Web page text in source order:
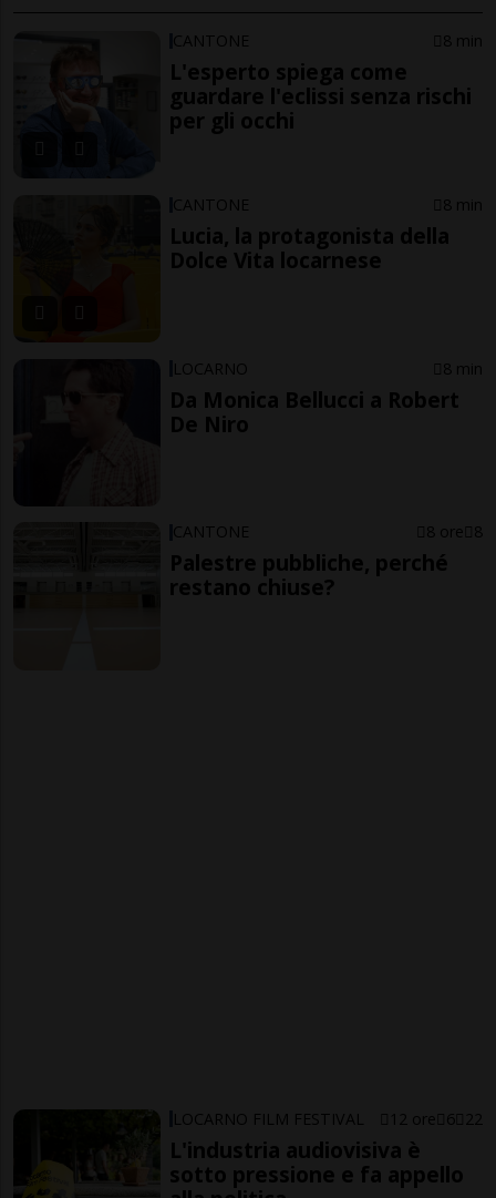
CANTONE 8 min
L'esperto spiega come
guardare l'eclissi senza rischi
per gli occhi
CANTONE 8 min
Lucia, la protagonista della
Dolce Vita locarnese
LOCARNO 8 min
Da Monica Bellucci a Robert
De Niro
CANTONE 8 ore 8
Palestre pubbliche, perché
restano chiuse?
LOCARNO FILM FESTIVAL 12 ore 6 22
L'industria audiovisiva è
sotto pressione e fa appello